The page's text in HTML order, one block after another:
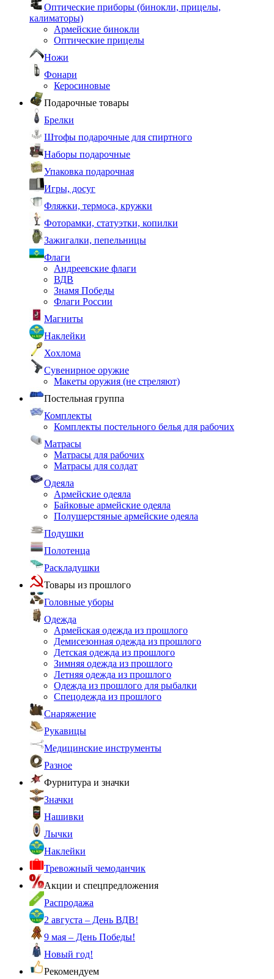
Оптические приборы (бинокли, прицелы,
калиматоры)
Армейские бинокли
Оптические прицелы
Ножи
Фонари
Керосиновые
Подарочные товары
Брелки
Штофы подарочные для спиртного
Наборы подарочные
Упаковка подарочная
Игры, досуг
Фляжки, термоса, кружки
Фоторамки, статуэтки, копилки
Зажигалки, пепельницы
Флаги
Андреевские флаги
ВДВ
Знамя Победы
Флаги России
Магниты
Наклейки
Хохлома
Сувенирное оружие
Макеты оружия (не стреляют)
Постельная группа
Комплекты
Комплекты постельного белья для рабочих
Матрасы
Матрасы для рабочих
Матрасы для солдат
Одеяла
Армейские одеяла
Байковые армейские одеяла
Полушерстяные армейские одеяла
Подушки
Полотенца
Раскладушки
Товары из прошлого
Головные уборы
Одежда
Армейская одежда из прошлого
Демисезонная одежда из прошлого
Детская одежда из прошлого
Зимняя одежда из прошлого
Летняя одежда из прошлого
Одежда из прошлого для рыбалки
Спецодежда из прошлого
Снаряжение
Рукавицы
Медицинские инструменты
Разное
Фурнитура и значки
Значки
Нашивки
Лычки
Наклейки
Тревожный чемоданчик
Акции и спецпредложения
Распродажа
2 августа – День ВДВ!
9 мая – День Победы!
Новый год!
Рекомендуем